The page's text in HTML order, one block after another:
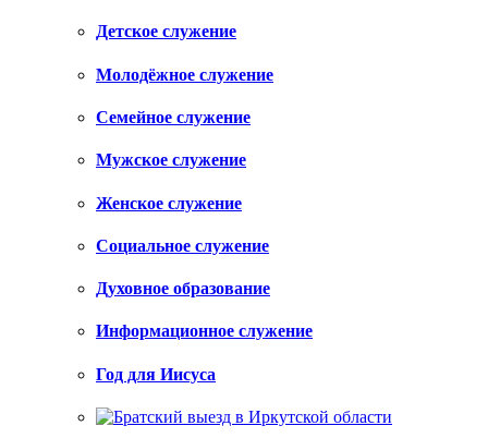
Детское служение
Молодёжное служение
Семейное служение
Мужское служение
Женское служение
Социальное служение
Духовное образование
Информационное служение
Год для Иисуса